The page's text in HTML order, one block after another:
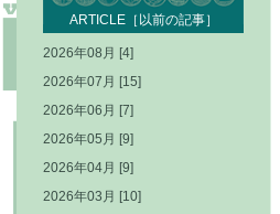
ARTICLE［以前の記事］
2026年08月 [4]
2026年07月 [15]
2026年06月 [7]
2026年05月 [9]
2026年04月 [9]
2026年03月 [10]